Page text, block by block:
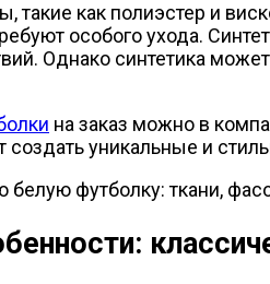
такие как полиэстер и
особого ухода.
Однако синтетика
на заказ можно в
создать уникальные и